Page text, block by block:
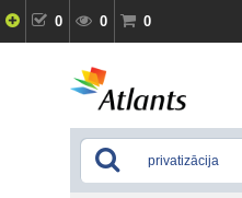
0 0 0